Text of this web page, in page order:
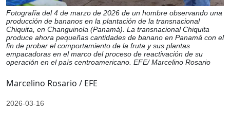
Fotografía del 4 de marzo de 2026 de un hombre observando una
producción de bananos en la plantación de la transnacional
Chiquita, en Changuinola (Panamá). La transnacional Chiquita
produce ahora pequeñas cantidades de banano en Panamá con el
fin de probar el comportamiento de la fruta y sus plantas
empacadoras en el marco del proceso de reactivación de su
operación en el país centroamericano. EFE/ Marcelino Rosario
Marcelino Rosario / EFE
2026-03-16